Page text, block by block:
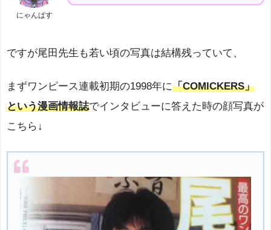
にゃんぱす
ですが尾田先生も若い頃の写真は結構残っていて、
まずワンピース連載初期の1998年に「COMICKERS」
という漫画情報誌でインタビューに答えた時の顔写真が
こちら↓